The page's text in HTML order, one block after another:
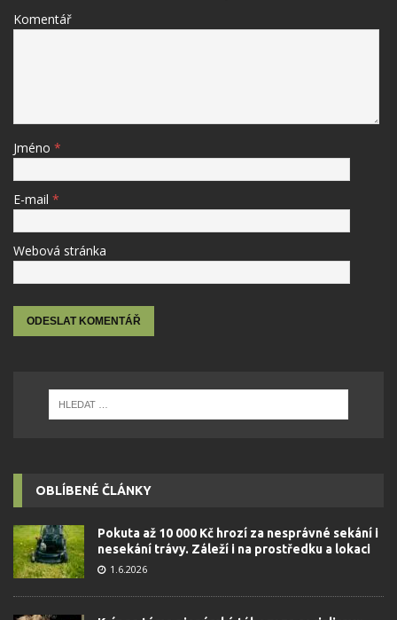
Komentář
Jméno *
E-mail *
Webová stránka
OBLÍBENÉ ČLÁNKY
Pokuta až 10 000 Kč hrozí za nesprávné sekání i
nesekání trávy. Záleží i na prostředku a lokaci
1.6.2026